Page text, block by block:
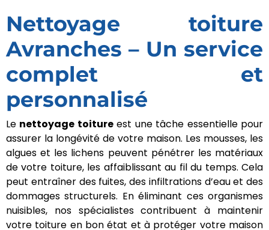
Nettoyage toiture
Avranches – Un
service complet et
personnalisé
Le nettoyage toiture
est une tâche essentielle
pour assurer la longévité de votre maison. Les
mousses, les algues et les lichens peuvent pénétrer
les matériaux de votre toiture, les affaiblissant au fil
du temps. Cela peut entraîner des fuites, des
infiltrations d’eau et des dommages structurels. En